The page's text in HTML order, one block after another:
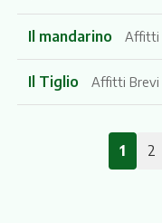
Il mandarino Affitti
Il Tiglio Affitti Brevi
1 2